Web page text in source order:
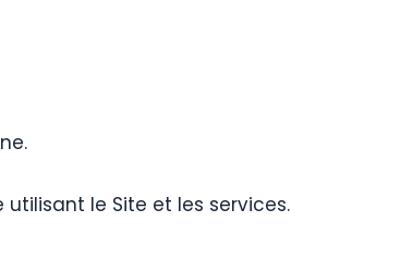
utilisant le Site et les services.